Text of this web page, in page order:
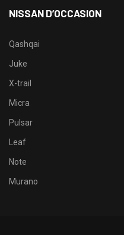
NISSAN D’OCCASION
Qashqai
Juke
X-trail
Micra
Pulsar
Leaf
Note
Murano